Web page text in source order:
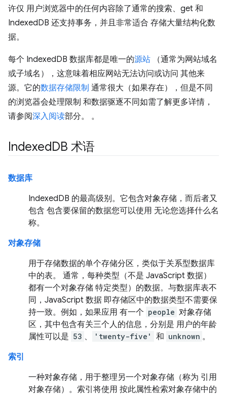
许仅 用户浏览器中的任何内容除了通常的搜索、get 和
IndexedDB 还支持事务，并且非常适合 存储大量结构化数
据。
每个 IndexedDB 数据库都是唯一的源站 （通常为网站域名
或子域名），这意味着相应网站无法访问或访问 其他来
源。它的数据存储限制 通常很大（如果存在），但是不同
的浏览器会处理限制 和数据驱逐不同如需了解更多详情，
请参阅深入阅读部分。 。
IndexedDB 术语
数据库
IndexedDB 的最高级别。它包含对象存储，而后者又
包含 包含要保留的数据您可以使用 无论您选择什么名
称。
对象存储
用于存储数据的单个存储分区，类似于关系型数据库
中的表。 通常，每种类型（不是 JavaScript 数据）
都有一个对象存储 特定类型）的数据。与数据库表不
同，JavaScript 数据 即存储区中的数据类型不需要保
持一致。例如，如果应用 有一个 people 对象存储
区，其中包含有关三个人的信息，分别是 用户的年龄
属性可以是 53 、 'twenty-five' 和 unknown 。
索引
一种对象存储，用于整理另一个对象存储（称为 引用
对象存储）。索引将使用 按此属性检索对象存储中的